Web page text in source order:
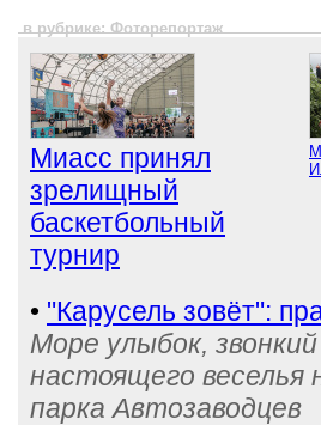
в рубрике: Фоторепортаж
Миасс принял
зрелищный
баскетбольный
турнир
• "Карусель зовёт":
Море улыбок,
настоящего веселья
парка Автозаводцев